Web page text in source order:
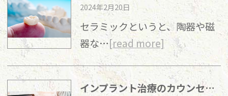
2024年2月20日
セラミックというと、陶器や磁
器な…[read more]
インプラント治療のカウンセリングで後悔しないために聞いておくべきことは？